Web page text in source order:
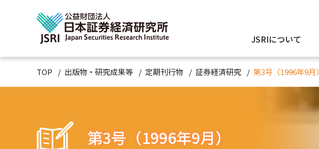
JSRIについて
TOP 出版物・研究成果等 定期刊行物 証券経済研究 第3号（1996年9月）
第3号（1996年9月）